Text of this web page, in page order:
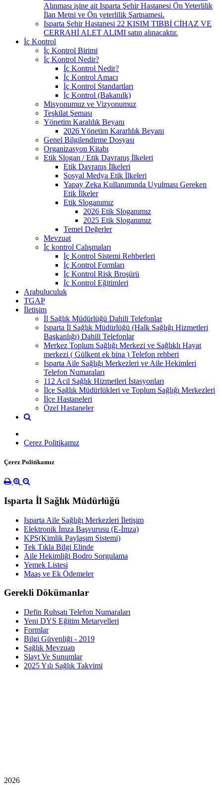
Alınması işine ait Isparta Şehir Hastanesi Ön Yeterlilik
İlan Metni ve Ön yeterlilik Şartnamesi.
Isparta Şehir Hastanesi 22 KISIM TIBBİ CİHAZ VE
CERRAHİ ALET ALIMI satın alınacaktır.
İç Kontrol
İç Kontrol Birimi
İç Kontrol Nedir?
İç Kontrol Nedir?
İç Kontrol Amacı
İç Kontrol Standartları
İç Kontrol (Bakanılk)
Misyonumuz ve Vizyonumuz
Teşkilat Şeması
Yönetim Karalılık Beyanı
2026 Yönetim Kararlılık Beyanı
Genel Bilgilendirme Dosyası
Organizasyon Kitabı
Etik Slogan / Etik Davranış İlkeleri
Etik Davranış İlkeleri
Sosyal Medya Etik İlkeleri
Yapay Zeka Kullanımında Uyulması Gereken
Etik İlkeler
Etik Sloganımız
2026 Etik Sloganımız
2025 Etik Sloganımız
Temel Değerler
Mevzuat
İç kontrol Çalışmaları
İç Kontrol Sistemi Rehberleri
İç Kontrol Formları
İç Kontrol Risk Broşürü
İç Kontrol Eğitimleri
Arabuluculuk
TGAP
İletişim
İl Sağlık Müdürlüğü Dahili Telefonlar
Isparta İl Sağlık Müdürlüğü (Halk Sağlığı Hizmetleri
Başkanlığı) Dahili Telefonlar
Merkez Toplum Sağlığı Merkezi ve Sağlıklı Hayat
merkezi ( Gülkent ek bina ) Telefon rehberi
Isparta Aile Sağlığı Merkezleri ve Aile Hekimleri
Telefon Numaraları
112 Acil Sağlık Hizmetleri İstasyonları
İlçe Sağlık Müdürlükleri ve Toplum Sağlığı Merkezleri
İlçe Hastaneleri
Özel Hastaneler
Çerez Politikamız
Çerez Politikamız
Isparta İl Sağlık Müdürlüğü
Isparta Aile Sağlığı Merkezleri İletişim
Elektronik İmza Başvurusu (E-İmza)
KPS(Kimlik Paylaşım Sistemi)
Tek Tıkla Bilgi Elinde
Aile Hekimliği Bodro Sorgulama
Yemek Listesi
Maaş ve Ek Ödemeler
Gerekli Dökümanlar
Defin Ruhsatı Telefon Numaraları
Yeni DYS Eğitim Metaryelleri
Formlar
Bilgi Güvenliği - 2019
Sağlık Mevzuatı
Slayt Ve Sunumlar
2025 Yılı Sağlık Takvimi
2026